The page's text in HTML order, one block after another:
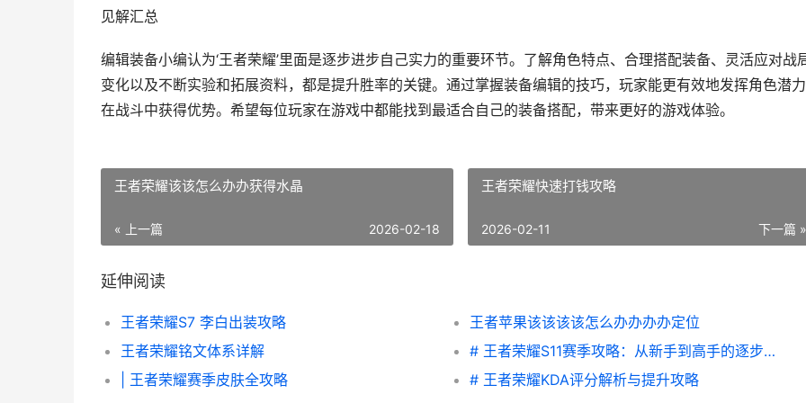
见解汇总
编辑装备小编认为‘王者荣耀’里面是逐步进步自己实力的重要环节。了解角色特点、合理搭配装备、灵活应对战
变化以及不断实验和拓展资料，都是提升胜率的关键。通过掌握装备编辑的技巧，玩家能更有效地发挥角色潜力
在战斗中获得优势。希望每位玩家在游戏中都能找到最适合自己的装备搭配，带来更好的游戏体验。
王者荣耀该该怎么办办获得水晶
« 上一篇 2026-02-18
王者荣耀快速打钱攻略
下一篇 »
2026-02-11
延伸阅读
王者荣耀S7 李白出装攻略
王者苹果该该该该怎么办办办办定位
王者荣耀铭文体系详解
# 王者荣耀S11赛季攻略：从新手到高手的逐步指南
| 王者荣耀赛季皮肤全攻略
# 王者荣耀KDA评分解析与提升攻略